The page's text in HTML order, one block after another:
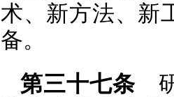
术、新方法、新
备。
第三十七条研